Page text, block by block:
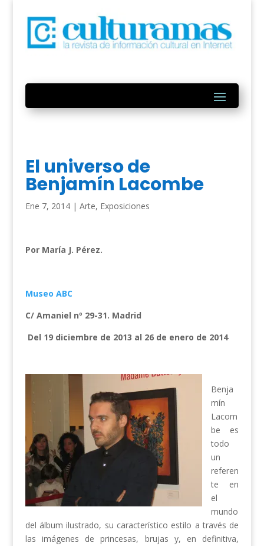
El universo de
Benjamín Lacombe
Ene 7, 2014| Arte, Exposiciones
Por María J. Pérez.
Museo ABC
C/ Amaniel nº 29-31. Madrid
Del 19 diciembre de 2013 al 26 de enero de 2014
Benja
mín
Lacom
be es
todo
un
referen
te en
el
mundo
del álbum ilustrado, su característico estilo a través de
las imágenes de princesas, brujas y, en definitiva,